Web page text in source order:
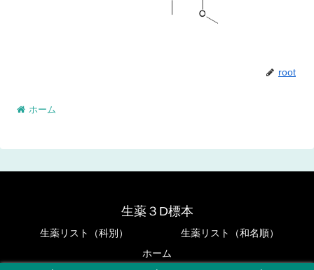
root
ホーム
生薬３D標本
生薬リスト（科別）
生薬リスト（和名順）
ホーム